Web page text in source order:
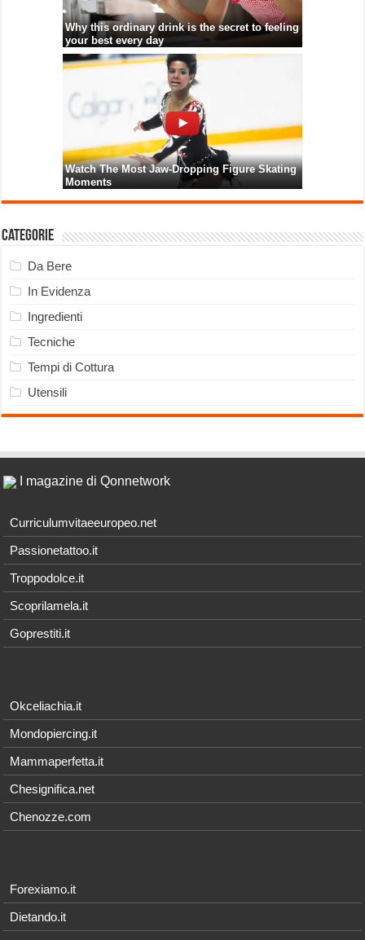
Categorie
Da Bere
In Evidenza
Ingredienti
Tecniche
Tempi di Cottura
Utensili
I magazine di Qonnetwork
Curriculumvitaeeuropeo.net
Passionetattoo.it
Troppodolce.it
Scoprilamela.it
Goprestiti.it
Okceliachia.it
Mondopiercing.it
Mammaperfetta.it
Chesignifica.net
Chenozze.com
Forexiamo.it
Dietando.it